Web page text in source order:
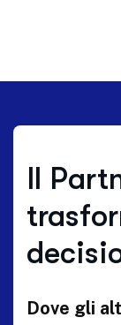
Il
Dove gli